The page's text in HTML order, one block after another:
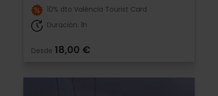
10% dto València Tourist Card
Duración: 1h
Desde 18,00 €